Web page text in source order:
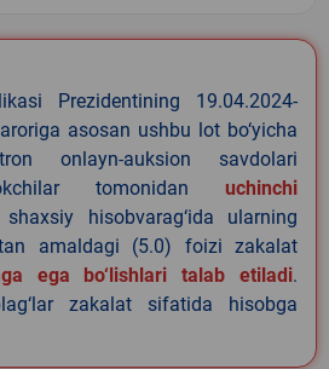
Prezidentining 19.04.2024-
asosan ushbu lot bo‘yicha
onlayn-auksion savdolari
tomonidan uchinchi
hisobvarag‘ida ularning
amaldagi (5.0) foizi zakalat
ega bo‘lishlari talab etiladi.
zakalat sifatida hisobga